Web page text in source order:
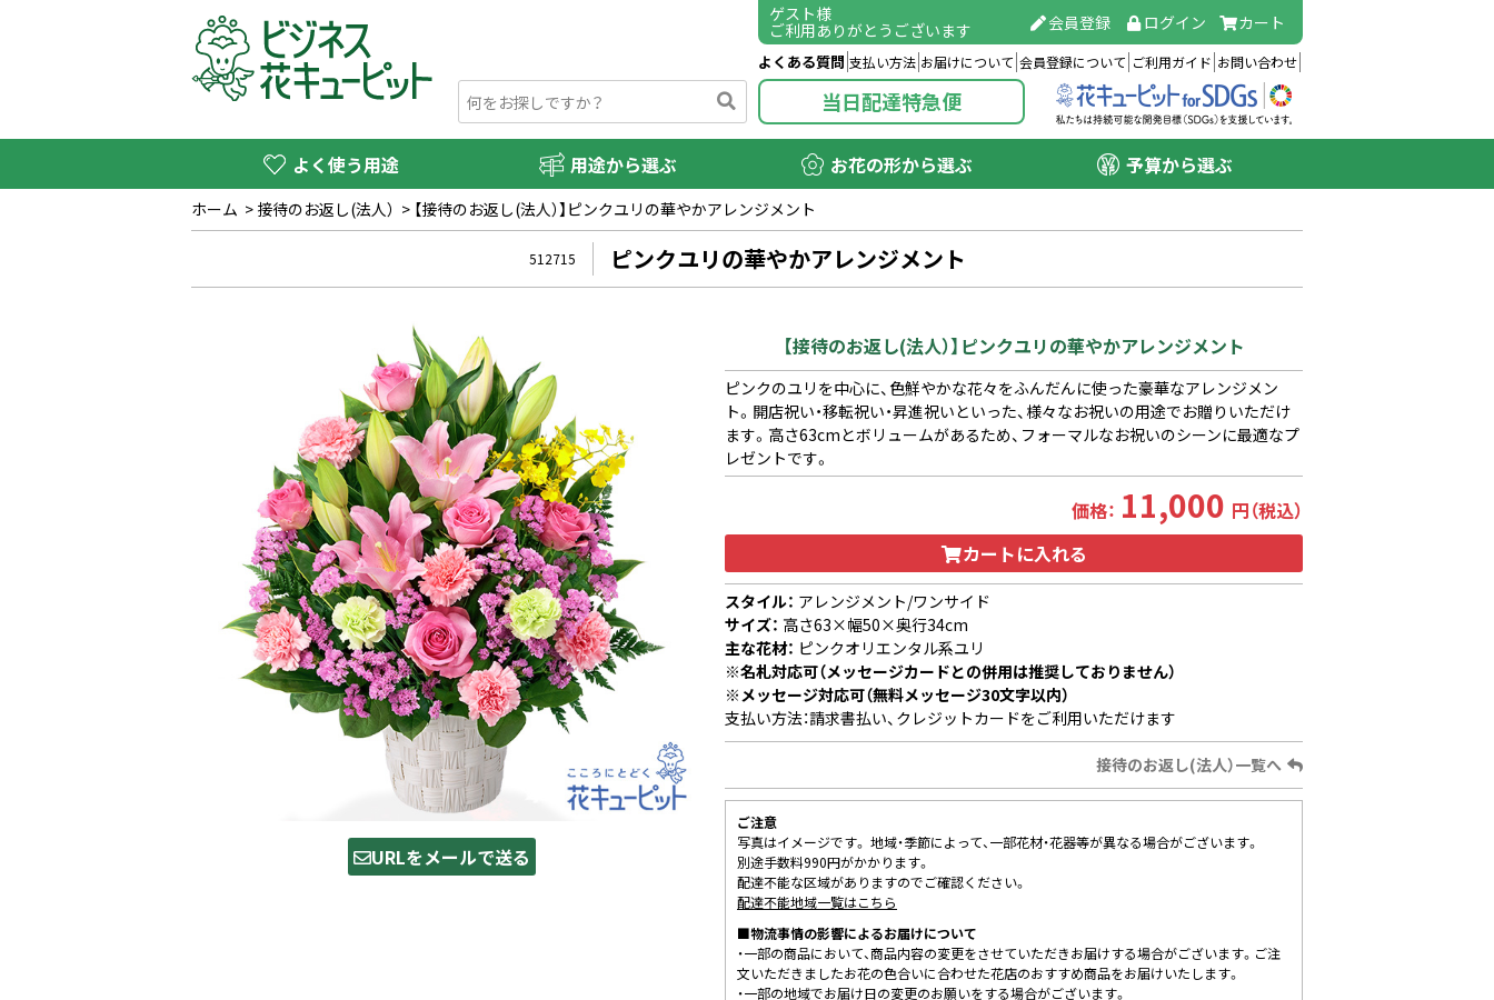
ゲスト様
ご利用ありがとうございます 会員登録 ログイン カート
よくある質問 支払い方法 お届けについて 会員登録について ご利用ガイド お問い合わせ
当日配達特急便
よく使う用途 用途から選ぶ お花の形から選ぶ 予算から選ぶ
ホーム > 接待のお返し(法人） > 【接待のお返し(法人）】ピンクユリの華やかアレンジメント
512715 ピンクユリの華やかアレンジメント
URLをメールで送る
【接待のお返し(法人）】ピンクユリの華やかアレンジメント
ピンクのユリを中心に、色鮮やかな花々をふんだんに使った豪華なアレンジメン
ト。開店祝い・移転祝い・昇進祝いといった、様々なお祝いの用途でお贈りいただけ
ます。高さ63cmとボリュームがあるため、フォーマルなお祝いのシーンに最適なプ
レゼントです。
価格： 11,000 円（税込）
カートに入れる
スタイル： アレンジメント/ワンサイド
サイズ： 高さ63×幅50×奥行34cm
主な花材： ピンクオリエンタル系ユリ
※名札対応可（メッセージカードとの併用は推奨しておりません）
※メッセージ対応可（無料メッセージ30文字以内）
支払い方法：請求書払い、クレジットカードをご利用いただけます
接待のお返し(法人）一覧へ
ご注意
写真はイメージです。 地域・季節によって、一部花材・花器等が異なる場合がございます。
別途手数料990円がかかります。
配達不能な区域がありますのでご確認ください。
配達不能地域一覧はこちら
■物流事情の影響によるお届けについて
・一部の商品において、商品内容の変更をさせていただきお届けする場合がございます。ご注
文いただきましたお花の色合いに合わせた花店のおすすめ商品をお届けいたします。
・一部の地域でお届け日の変更のお願いをする場合がございます。